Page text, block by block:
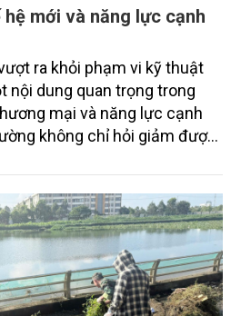
mới và năng lực cạnh
ra khỏi phạm vi kỹ thuật
nội dung quan trọng trong
mại và năng lực cạnh
không chỉ hỏi giảm được
nhận, có bền vững không, có
ghi nhận trùng lặp không và
chuyển đổi xanh hay
lõi của tín chỉ carbon thế hệ